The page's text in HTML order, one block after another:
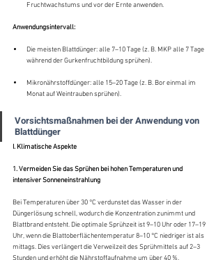
Fruchtwachstums und vor der Ernte anwenden.
Anwendungsintervall:
Die meisten Blattdünger: alle 7–10 Tage (z. B. MKP alle 7 Tage
während der Gurkenfruchtbildung sprühen).
Mikronährstoffdünger: alle 15–20 Tage (z. B. Bor einmal im
Monat auf Weintrauben sprühen).
Vorsichtsmaßnahmen bei der Anwendung von
Blattdünger
I. Klimatische Aspekte
1. Vermeiden Sie das Sprühen bei hohen Temperaturen und
intensiver Sonneneinstrahlung
Bei Temperaturen über 30 °C verdunstet das Wasser in der
Düngerlösung schnell, wodurch die Konzentration zunimmt und
Blattbrand entsteht. Die optimale Sprühzeit ist 9–10 Uhr oder 17–19
Uhr, wenn die Blattoberflächentemperatur 8–10 °C niedriger ist als
mittags. Dies verlängert die Verweilzeit des Sprühmittels auf 2–3